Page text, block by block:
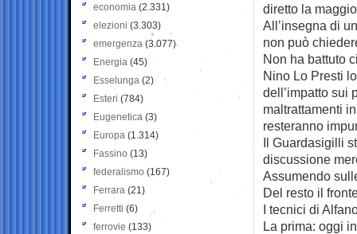
diretto la
All’insegna di
non può
Non ha battuto
Nino Lo Presti
dell’impatto sui
maltrattamenti
resteranno
Il Guardasigilli
discussione
Assumendo
Del resto il
I tecnici di
La prima: oggi
economia (2.331)
elezioni (3.303)
emergenza (3.077)
Energia (45)
Esselunga (2)
Esteri (784)
Eugenetica (3)
Europa (1.314)
Fassino (13)
federalismo (167)
Ferrara (21)
Ferretti (6)
ferrovie (133)